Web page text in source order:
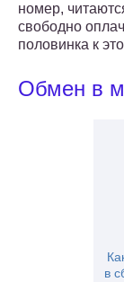
номер,
свободно
половинка к
Обмен в
в